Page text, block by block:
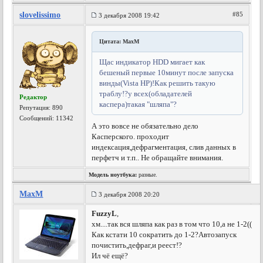
slovelissimo 3 декабря 2008 19:42 #85
Редактор
Репутация:890
Сообщений: 11342
Цитата: MaxM
Щас индикатор HDD мигает как
бешеный первые 10минут после запуска
винды(Vista HP)!Как решить такую
траблу!?у всех(обладателей
каспера)такая "шляпа"?
А это вовсе не обязательно дело
Касперского. проходит
индексация,дефрагментация, слив данных в
перфетч и т.п.. Не обращайте внимания.
Модель ноутбука: разные.
MaxM 3 декабря 2008 20:20
FuzzyL,
хм....так вся шляпа как раз в том что 10,а не 1-2((
Как кстати 10 сократить до 1-2?Автозапуск
почистить,дефраг,и реест!?
Ил чё ещё?